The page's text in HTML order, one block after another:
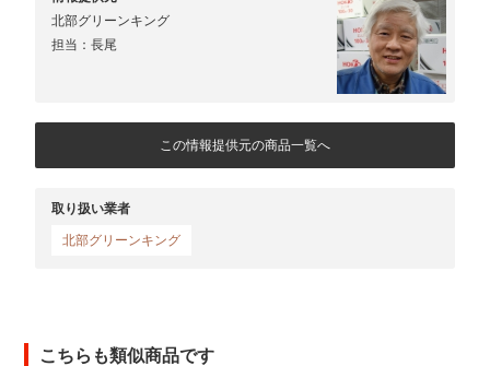
北部グリーンキング
担当：長尾
この情報提供元の商品一覧へ
取り扱い業者
北部グリーンキング
こちらも類似商品です